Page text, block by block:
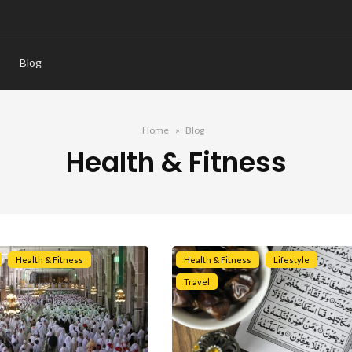
Blog
Home Blog
Health & Fitness
Health & Fitness Health & Fitness Lifestyle
Travel